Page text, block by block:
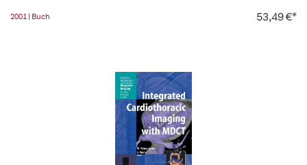
2001 | Buch 53,49 €*